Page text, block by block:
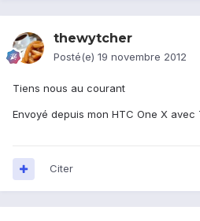
thewytcher
Posté(e) 19 novembre 2012
Tiens nous au courant
Envoyé depuis mon HTC One X avec
Citer